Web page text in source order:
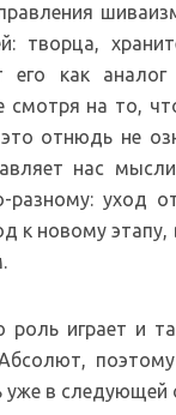
творца,
его как
смотря на то,
отнюдь не
нас
разному: уход
к новому
играет и
поэтому
уже в